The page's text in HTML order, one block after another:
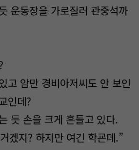
운동장을 가로질러 관중석까
고 암만 경비아저씨도 안 보인
인데?
듯 손을 크게 흔들고 있다.
겠지? 하지만 여긴 학굔데.”